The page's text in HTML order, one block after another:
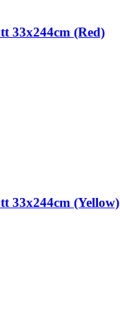
33x244cm (Red)
33x244cm (Yellow)